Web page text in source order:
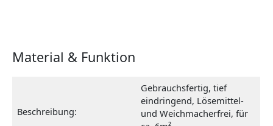
Material & Funktion
Beschreibung:
Gebrauchsfertig, tief
eindringend, Lösemittel-
und Weichmacherfrei, für